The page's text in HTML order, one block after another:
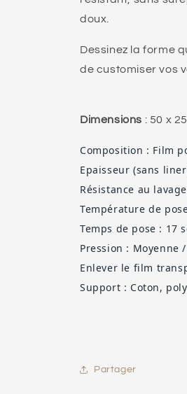
doux.
Dessinez la forme
de customiser vos
Dimensions : 50 x
Composition : Film
Epaisseur (sans
Résistance au
Température de
Temps de pose : 17
Pression : Moyenne
Enlever le film
Support : Coton,
Partager